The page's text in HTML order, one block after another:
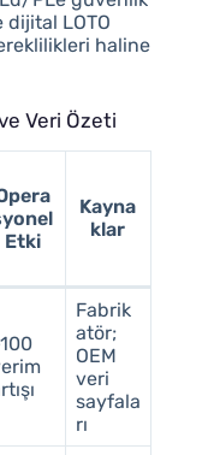
dijital LOTO
haline
Veri Özeti
Etki
Kayna
klar
Fabrik
atör;
OEM
veri
sayfala
rı